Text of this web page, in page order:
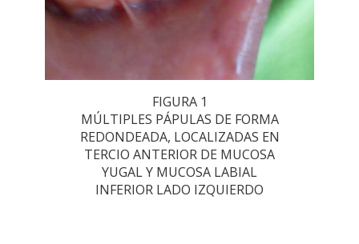
FIGURA 1
MÚLTIPLES PÁPULAS DE FORMA
REDONDEADA, LOCALIZADAS EN
TERCIO ANTERIOR DE MUCOSA
YUGAL Y MUCOSA LABIAL
INFERIOR LADO IZQUIERDO